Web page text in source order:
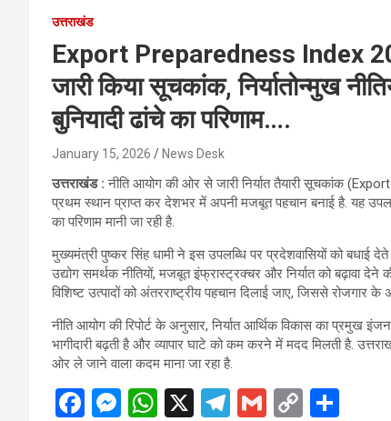
उत्तराखंड
Export Preparedness Index
जारी किया सूचकांक, निर्यातोन्मुख
बुनियादी ढांचे का परिणाम….
January 15, 2026 News Desk
उत्तराखंड :नीति आयोग की ओर से जारी निर्यात तैयारी सूचकांक
प्रथम स्थान प्राप्त कर देशभर में अपनी मजबूत पहचान बनाई है. यह
का परिणाम मानी जा रही है.
मुख्यमंत्री पुष्कर सिंह धामी ने इस उपलब्धि पर प्रदेशवासियों को बधाई
उद्योग समर्थक नीतियों, मजबूत इंफ्रास्ट्रक्चर और निर्यात को बढ़ावा
विशिष्ट उत्पादों को अंतरराष्ट्रीय पहचान दिलाई जाए, जिससे
नीति आयोग की रिपोर्ट के अनुसार, निर्यात आर्थिक विकास का प्रमुख
भागीदारी बढ़ती है और व्यापार घाटे को कम करने में मदद मिलती है.
ओर ले जाने वाला कदम माना जा रहा है.
F
M W X
T
G
C